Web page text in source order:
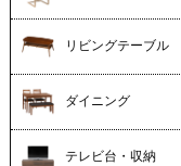
リビングテーブル
ダイニング
テレビ台・収納